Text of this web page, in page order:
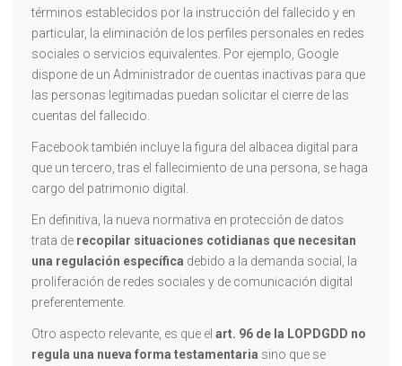
términos establecidos por la instrucción del fallecido y en
particular, la eliminación de los perfiles personales en redes
sociales o servicios equivalentes. Por ejemplo, Google
dispone de un Administrador de cuentas inactivas para que
las personas legitimadas puedan solicitar el cierre de las
cuentas del fallecido.
Facebook también incluye la figura del albacea digital para
que un tercero, tras el fallecimiento de una persona, se haga
cargo del patrimonio digital.
En definitiva, la nueva normativa en protección de datos
trata de recopilar situaciones cotidianas que necesitan
una regulación específica debido a la demanda social, la
proliferación de redes sociales y de comunicación digital
preferentemente.
Otro aspecto relevante, es que el art. 96 de la LOPDGDD no
regula una nueva forma testamentaria sino que se